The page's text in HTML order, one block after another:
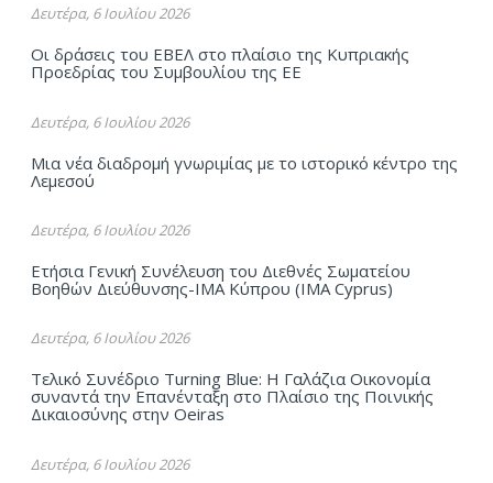
Δευτέρα, 6 Ιουλίου 2026
Οι δράσεις του ΕΒΕΛ στο πλαίσιο της Κυπριακής
Προεδρίας του Συμβουλίου της ΕΕ
Δευτέρα, 6 Ιουλίου 2026
Μια νέα διαδρομή γνωριμίας με το ιστορικό κέντρο της
Λεμεσού
Δευτέρα, 6 Ιουλίου 2026
Ετήσια Γενική Συνέλευση του Διεθνές Σωματείου
Βοηθών Διεύθυνσης-ΙΜΑ Kύπρου (ΙΜΑ Cyprus)
Δευτέρα, 6 Ιουλίου 2026
Τελικό Συνέδριο Turning Blue: Η Γαλάζια Οικονομία
συναντά την Επανένταξη στο Πλαίσιο της Ποινικής
Δικαιοσύνης στην Oeiras
Δευτέρα, 6 Ιουλίου 2026